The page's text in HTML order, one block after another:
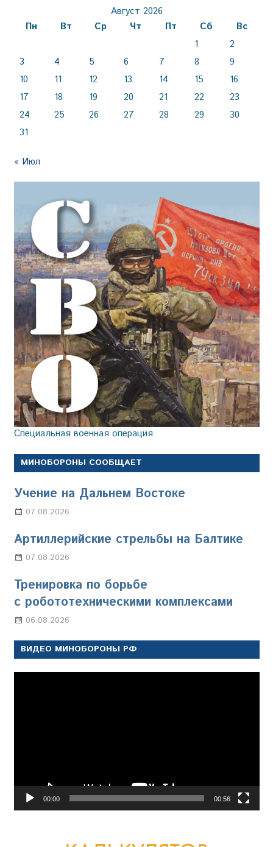
Август 2026
Пн
Вт Ср Чт Пт Сб
Вс
1
2
3
4 5 6 7 8
9
10
11 12 13 14 15
16
17
18 19 20 21 22
23
24
25 26 27 28 29
30
31
« Июл
Специальная военная операция
МИНОБОРОНЫ СООБЩАЕТ
Учение на Дальнем Востоке
07.08.2026
Артиллерийские стрельбы на Балтике
07.08.2026
Тренировка по борьбе
с робототехническими комплексами
06.08.2026
ВИДЕО МИНОБОРОНЫ РФ
00:00 00:56